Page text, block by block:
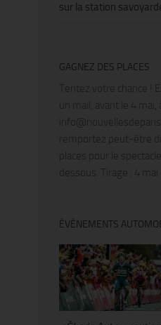
sur la station
GAGNEZ DES PLACES
Tentez votre chance !
un mail, avant le 4 mai, à
remportez peut-être
places pour le
dessous. Tirage : 4 mai
ÉVÉNEMENTS